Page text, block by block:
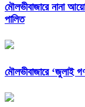
মৌলভীবাজারে নানা
পালিত
মৌলভীবাজারে ‘জুলাই